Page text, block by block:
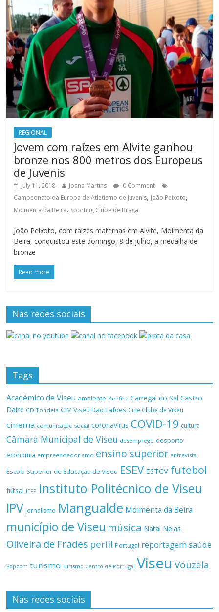
REGIONAL
Jovem com raízes em Alvite ganhou
bronze nos 800 metros dos Europeus
de Juvenis
July 11, 2018 Joana Martins
0 Comment
Campeonato da Europa de Atletismo de Juvenis, João Peixoto,
Moimenta da Beira, Sporting Clube de Braga
João Peixoto, com raízes maternas em Alvite, Moimenta da
Beira, conquistou este domingo, 8 de julho, a medalha de
bronze
Read more
Nas redes sociais
Tags
Académico de Viseu ambiente Benfica Carregal do Sal Castro
Daire CD Tondela CIM Viseu Dão Lafões Cine Clube de Viseu
cinema comunicação social coronavírus COVID-19 cultura
Câmara Municipal de Viseu desemprego desporto
economia empreendedorismo ensino superior entrevista
Escola Superior de Educação de Viseu ESEV ESTGV futebol
futsal IEFP Instituto Politécnico de Viseu
IPV jornalismo Mangualde Moimenta da Beira
município de Viseu música Natal Nelas
Oliveira de Frades perfil Portugal reportagemsaúde
Sopcom turismo Turismo Centro de Portugal Viseu Vouzela
Nas redes sociais